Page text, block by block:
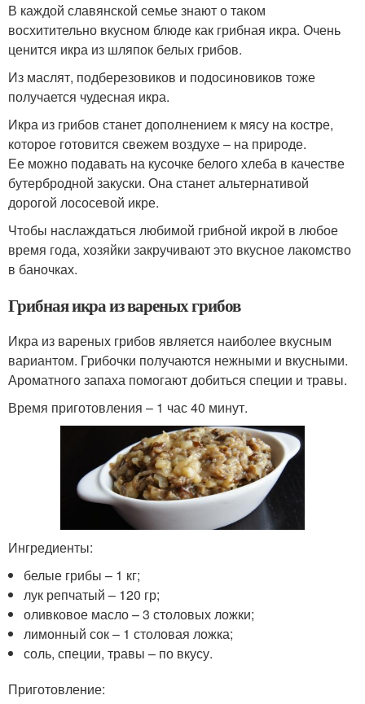
В каждой славянской семье знают о таком
восхитительно вкусном блюде как грибная икра. Очень
ценится икра из шляпок белых грибов.
Из маслят, подберезовиков и подосиновиков тоже
получается чудесная икра.
Икра из грибов станет дополнением к мясу на костре,
которое готовится свежем воздухе – на природе.
Ее можно подавать на кусочке белого хлеба в качестве
бутербродной закуски. Она станет альтернативой
дорогой лососевой икре.
Чтобы наслаждаться любимой грибной икрой в любое
время года, хозяйки закручивают это вкусное лакомство
в баночках.
Грибная икра из вареных грибов
Икра из вареных грибов является наиболее вкусным
вариантом. Грибочки получаются нежными и вкусными.
Ароматного запаха помогают добиться специи и травы.
Время приготовления – 1 час 40 минут.
Ингредиенты:
белые грибы – 1 кг;
лук репчатый – 120 гр;
оливковое масло – 3 столовых ложки;
лимонный сок – 1 столовая ложка;
соль, специи, травы – по вкусу.
Приготовление: